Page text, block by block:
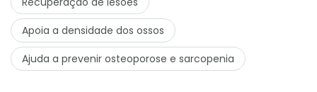
Apoia a densidade dos ossos
Ajuda a prevenir osteoporose e sarcopenia